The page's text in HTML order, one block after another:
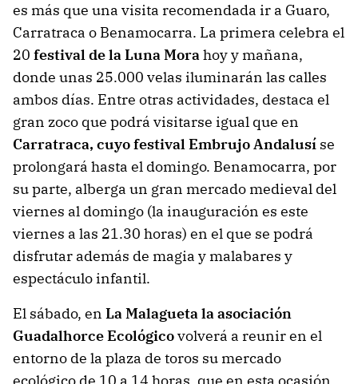
es más que una visita recomendada ir a Guaro,
Carratraca o Benamocarra. La primera celebra el
20 festival de la Luna Morahoy y mañana,
donde unas 25.000 velas iluminarán las calles
ambos días. Entre otras actividades, destaca el
gran zoco que podrá visitarse igual que en
Carratraca, cuyo festival Embrujo Andalusí se
prolongará hasta el domingo. Benamocarra, por
su parte, alberga un gran mercado medieval del
viernes al domingo (la inauguración es este
viernes a las 21.30 horas) en el que se podrá
disfrutar además de magia y malabares y
espectáculo infantil.
El sábado, en La Malagueta la asociación
Guadalhorce Ecológicovolverá a reunir en el
entorno de la plaza de toros su mercado